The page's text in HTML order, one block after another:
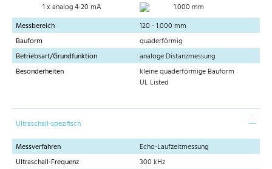
1 x analog 4-20 mA
1.000 mm
Messbereich
120 - 1.000 mm
Bauform
quaderförmig
Betriebsart/Grundfunktion
analoge Distanzmessung
Besonderheiten
kleine quaderförmige Bauform
UL Listed
Ultraschall-spezifisch
Messverfahren
Echo-Laufzeitmessung
Ultraschall-Frequenz
300 kHz